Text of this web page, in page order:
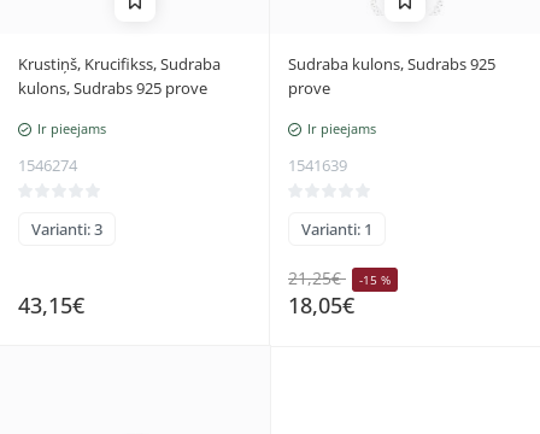
Krustiņš, Krucifikss, Sudraba
kulons, Sudrabs 925 prove
Ir pieejams
1546274
Varianti: 3
43,15€
Sudraba kulons, Sudrabs 925
prove
Ir pieejams
1541639
Varianti: 1
21,25€ -15 %
18,05€